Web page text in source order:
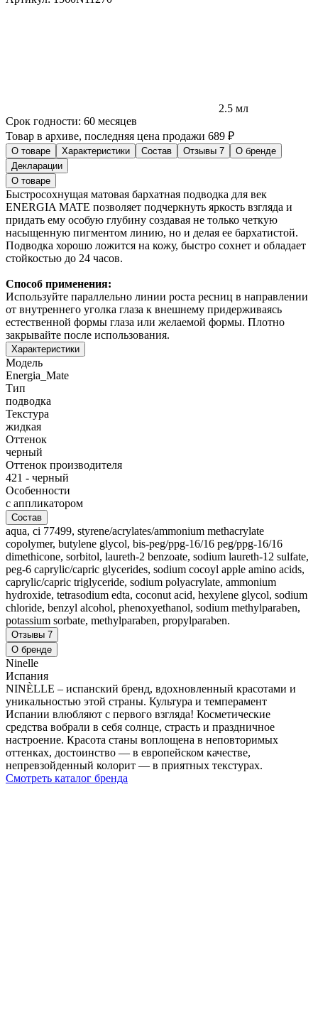
2.5 мл
Срок годности: 60 месяцев
Товар в архиве, последняя цена продажи 689 ₽
О товаре Характеристики Состав Отзывы 7
О бренде
Декларации
О товаре
Быстросохнущая матовая бархатная подводка для век
ENERGIA MATE позволяет подчеркнуть яркость взгляда и
придать ему особую глубину создавая не только четкую
насыщенную пигментом линию, но и делая ее бархатистой.
Подводка хорошо ложится на кожу, быстро сохнет и обладает
стойкостью до 24 часов.
Способ применения:
Используйте параллельно линии роста ресниц в направлении
от внутреннего уголка глаза к внешнему придерживаясь
естественной формы глаза или желаемой формы. Плотно
закрывайте после использования.
Характеристики
Модель
Energia_Mate
Тип
подводка
Текстура
жидкая
Оттенок
черный
Оттенок производителя
421 - черный
Особенности
с аппликатором
Состав
aqua, ci 77499, styrene/acrylates/ammonium methacrylate
copolymer, butylene glycol, bis-peg/ppg-16/16 peg/ppg-16/16
dimethicone, sorbitol, laureth-2 benzoate, sodium laureth-12 sulfate,
peg-6 caprylic/capric glycerides, sodium cocoyl apple amino acids,
caprylic/capric triglyceride, sodium polyacrylate, ammonium
hydroxide, tetrasodium edta, coconut acid, hexylene glycol, sodium
chloride, benzyl alcohol, phenoxyethanol, sodium methylparaben,
potassium sorbate, methylparaben, propylparaben.
Отзывы 7
О бренде
Ninelle
Испания
NINÈLLE – испанский бренд, вдохновленный красотами и
уникальностью этой страны. Культура и темперамент
Испании влюбляют с первого взгляда! Косметические
средства вобрали в себя солнце, страсть и праздничное
настроение. Красота станы воплощена в неповторимых
оттенках, достоинство — в европейском качестве,
непревзойденный колорит — в приятных текстурах.
Смотреть каталог бренда